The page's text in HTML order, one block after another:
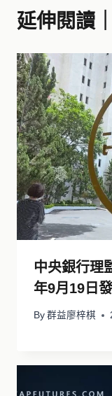
延伸閱讀
中央銀行理
年9月19日
By 群益廖梓棋